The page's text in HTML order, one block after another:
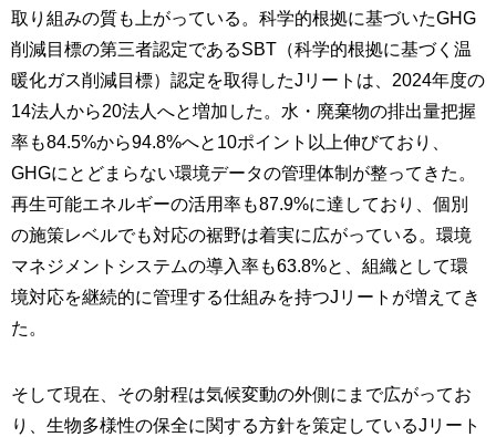
取り組みの質も上がっている。科学的根拠に基づいたGHG
削減目標の第三者認定であるSBT（科学的根拠に基づく温
暖化ガス削減目標）認定を取得したJリートは、2024年度の
14法人から20法人へと増加した。水・廃棄物の排出量把握
率も84.5%から94.8%へと10ポイント以上伸びており、
GHGにとどまらない環境データの管理体制が整ってきた。
再生可能エネルギーの活用率も87.9%に達しており、個別
の施策レベルでも対応の裾野は着実に広がっている。環境
マネジメントシステムの導入率も63.8%と、組織として環
境対応を継続的に管理する仕組みを持つJリートが増えてき
た。
そして現在、その射程は気候変動の外側にまで広がってお
り、生物多様性の保全に関する方針を策定しているJリート